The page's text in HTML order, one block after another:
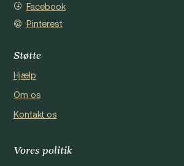
Facebook
Pinterest
Støtte
Hjælp
Om os
Kontakt os
Vores politik